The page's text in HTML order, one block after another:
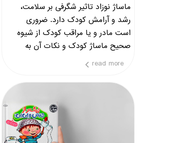
ماساژ نوزاد تاثیر شگرفی بر سلامت،
رشد و آرامش کودک دارد. ضروری
است مادر و یا مراقب کودک از شیوه
صحیح ماساژ کودک و نکات آن به
خوبی آگاه باشد
read more